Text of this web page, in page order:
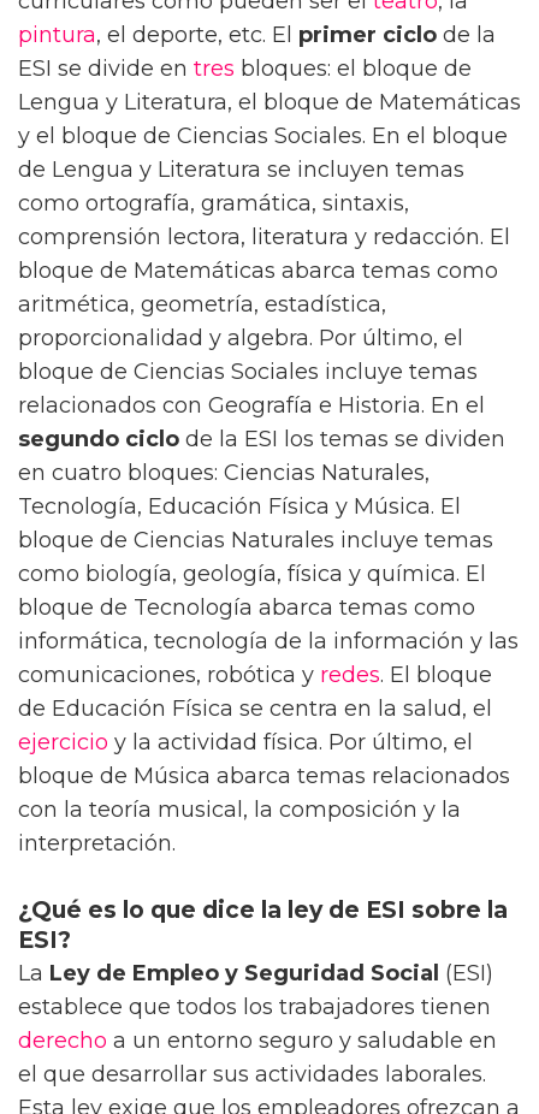
pintura, el deporte, etc. El primer ciclo de la
ESI se divide en tres bloques: el bloque de
Lengua y Literatura, el bloque de Matemáticas
y el bloque de Ciencias Sociales. En el bloque
de Lengua y Literatura se incluyen temas
como ortografía, gramática, sintaxis,
comprensión lectora, literatura y redacción. El
bloque de Matemáticas abarca temas como
aritmética, geometría, estadística,
proporcionalidad y algebra. Por último, el
bloque de Ciencias Sociales incluye temas
relacionados con Geografía e Historia. En el
segundo ciclo de la ESI los temas se dividen
en cuatro bloques: Ciencias Naturales,
Tecnología, Educación Física y Música. El
bloque de Ciencias Naturales incluye temas
como biología, geología, física y química. El
bloque de Tecnología abarca temas como
informática, tecnología de la información y las
comunicaciones, robótica y redes. El bloque
de Educación Física se centra en la salud, el
ejercicio y la actividad física. Por último, el
bloque de Música abarca temas relacionados
con la teoría musical, la composición y la
interpretación.
¿Qué es lo que dice la ley de ESI sobre la
ESI?
La Ley de Empleo y Seguridad Social (ESI)
establece que todos los trabajadores tienen
derecho a un entorno seguro y saludable en
el que desarrollar sus actividades laborales.
Esta ley exige que los empleadores ofrezcan a